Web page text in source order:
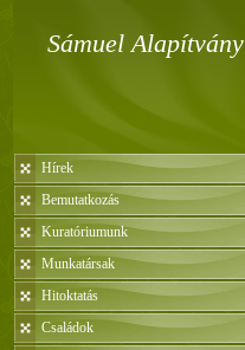
Sámuel Alapítvány
Hírek
Bemutatkozás
Kuratóriumunk
Munkatársak
Hitoktatás
Családok